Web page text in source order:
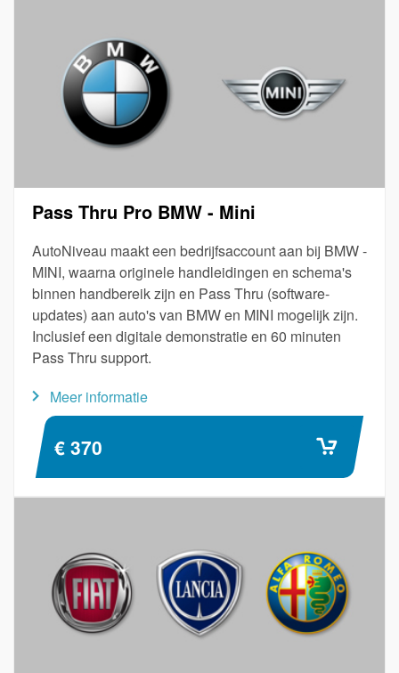
Pass Thru Pro BMW - Mini
AutoNiveau maakt een bedrijfsaccount aan bij BMW -
MINI, waarna originele handleidingen en schema's
binnen handbereik zijn en Pass Thru (software-
updates) aan auto's van BMW en MINI mogelijk zijn.
Inclusief een digitale demonstratie en 60 minuten
Pass Thru support.
Meer informatie
€ 370